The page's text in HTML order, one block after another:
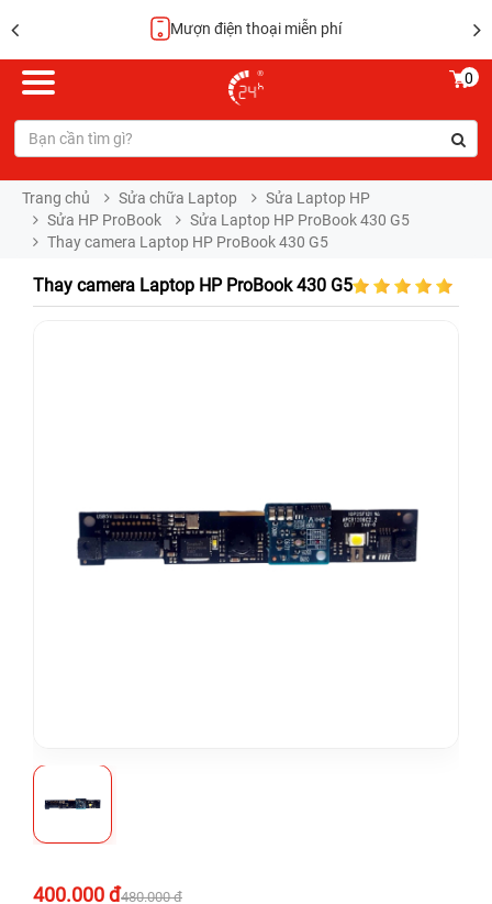
Mượn điện thoại miễn phí
0
Trang chủ Sửa chữa Laptop
Sửa Laptop HP
Sửa HP ProBook
Sửa Laptop HP ProBook 430 G5
Thay camera Laptop HP ProBook 430 G5
Thay camera Laptop HP ProBook 430 G5
400.000 đ480.000 đ